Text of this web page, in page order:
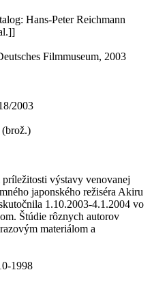
Hans-Peter Reichmann
Filmmuseum, 2003
2003
výstavy venovanej
japonského režiséra Akiru
1.10.2003-4.1.2004 vo
Štúdie rôznych autorov
materiálom a
1998